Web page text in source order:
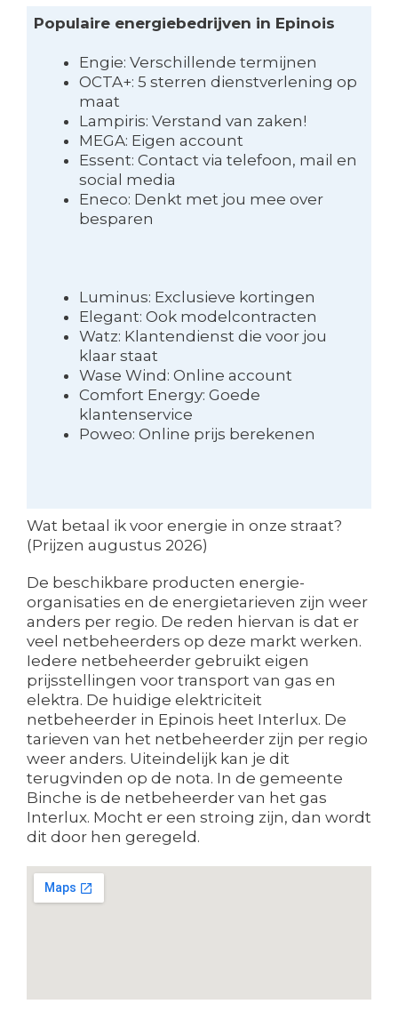
Populaire energiebedrijven in Epinois
Engie: Verschillende termijnen
OCTA+: 5 sterren dienstverlening op
maat
Lampiris: Verstand van zaken!
MEGA: Eigen account
Essent: Contact via telefoon, mail en
social media
Eneco: Denkt met jou mee over
besparen
Luminus: Exclusieve kortingen
Elegant: Ook modelcontracten
Watz: Klantendienst die voor jou
klaar staat
Wase Wind: Online account
Comfort Energy: Goede
klantenservice
Poweo: Online prijs berekenen
Wat betaal ik voor energie in onze straat?
(Prijzen augustus 2026)
De beschikbare producten energie-
organisaties en de energietarieven zijn weer
anders per regio. De reden hiervan is dat er
veel netbeheerders op deze markt werken.
Iedere netbeheerder gebruikt eigen
prijsstellingen voor transport van gas en
elektra. De huidige elektriciteit
netbeheerder in Epinois heet Interlux. De
tarieven van het netbeheerder zijn per regio
weer anders. Uiteindelijk kan je dit
terugvinden op de nota. In de gemeente
Binche is de netbeheerder van het gas
Interlux. Mocht er een stroing zijn, dan wordt
dit door hen geregeld.